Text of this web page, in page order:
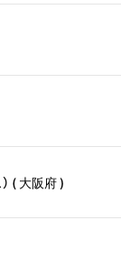
( 大阪府 )